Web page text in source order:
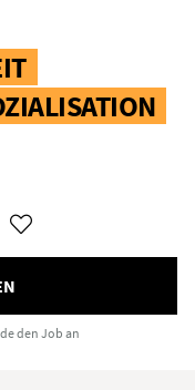
den Job an